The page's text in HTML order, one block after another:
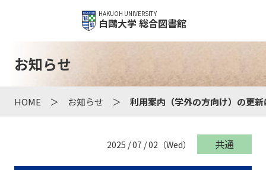
HAKUOH UNIVERSITY
白鷗大学 総合図書館
お知らせ
HOME お知らせ 利用案内（学外の方向け）の更
2025 / 07 / 02（Wed） 共通